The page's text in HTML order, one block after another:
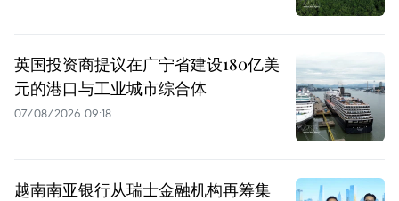
英国投资商提议在广宁省建设180亿美
元的港口与工业城市综合体
07/08/2026 09:18
越南南亚银行从瑞士金融机构再筹集